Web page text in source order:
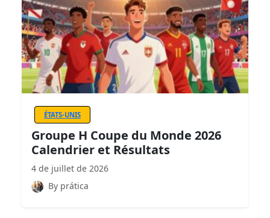
ÉTATS-UNIS
Groupe H Coupe du Monde 2026
Calendrier et Résultats
4 de juillet de 2026
By prática